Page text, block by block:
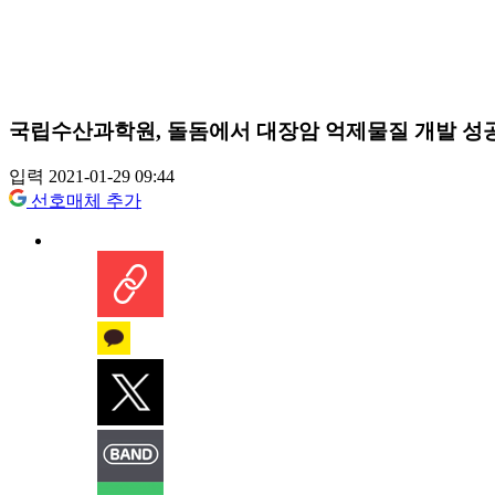
국립수산과학원, 돌돔에서 대장암 억제물질 개발 성
입력 2021-01-29 09:44
선호매체 추가